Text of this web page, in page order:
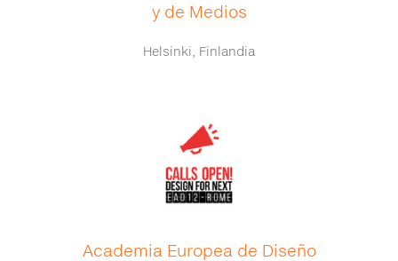
y de Medios
Helsinki, Finlandia
Academia Europea de Diseño